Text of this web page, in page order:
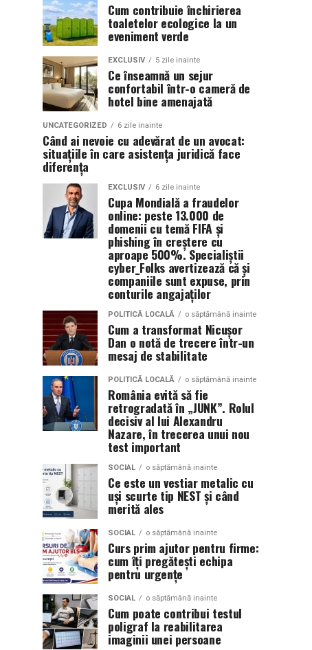
Cum contribuie închirierea
toaletelor ecologice la un
eveniment verde
EXCLUSIV 5 zile inainte
Ce înseamnă un sejur
confortabil într-o cameră de
hotel bine amenajată
UNCATEGORIZED 6 zile inainte
Când ai nevoie cu adevărat de un avocat:
situațiile în care asistența juridică face
diferența
EXCLUSIV 6 zile inainte
Cupa Mondială a fraudelor
online: peste 13.000 de
domenii cu temă FIFA și
phishing în creștere cu
aproape 500%. Specialiștii
cyber_Folks avertizează că și
companiile sunt expuse, prin
conturile angajaților
POLITICĂ LOCALĂ o săptămână inainte
Cum a transformat Nicușor
Dan o notă de trecere într-un
mesaj de stabilitate
POLITICĂ LOCALĂ o săptămână inainte
România evită să fie
retrogradată în „JUNK”. Rolul
decisiv al lui Alexandru
Nazare, în trecerea unui nou
test important
SOCIAL o săptămână inainte
Ce este un vestiar metalic cu
uși scurte tip NEST și când
merită ales
SOCIAL o săptămână inainte
Curs prim ajutor pentru firme:
cum îți pregătești echipa
pentru urgențe
SOCIAL o săptămână inainte
Cum poate contribui testul
poligraf la reabilitarea
imaginii unei persoane